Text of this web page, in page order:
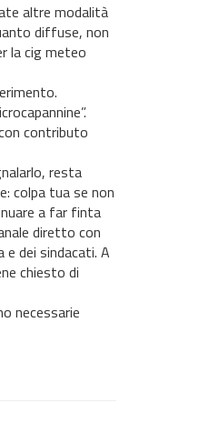
altre modalità
diffuse, non
la cig meteo
contributo
resta
colpa tua se non
a far finta
diretto con
dei sindacati. A
chiesto di
necessarie